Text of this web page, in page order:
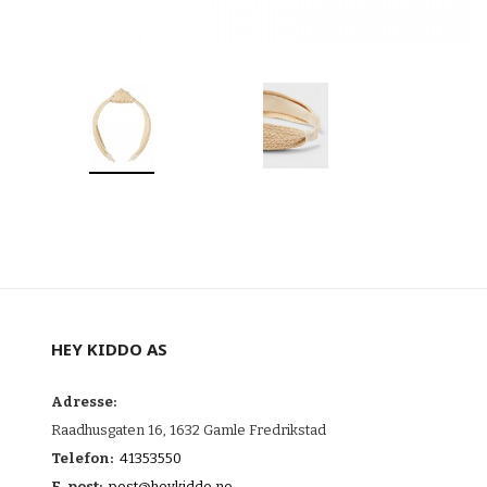
HEY KIDDO AS
Adresse:
Raadhusgaten 16, 1632 Gamle Fredrikstad
Telefon: 41353550